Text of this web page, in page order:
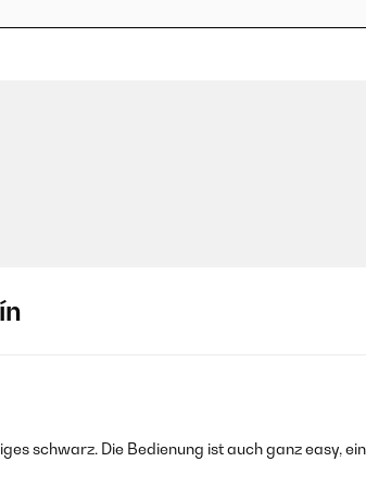
schwarz. Die Bedienung ist auch ganz easy,